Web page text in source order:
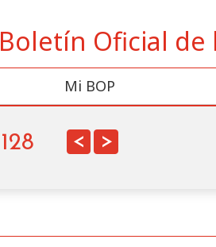
Boletín Oficial de
Mi BOP
128 < >